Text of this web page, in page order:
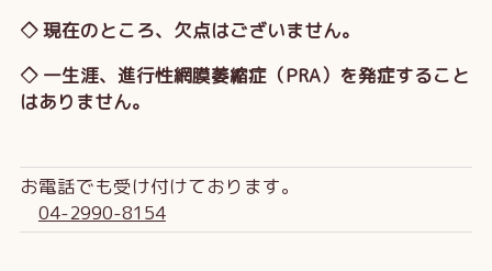
◇ 現在のところ、欠点はございません。
◇ 一生涯、進行性網膜萎縮症（PRA）を発症すること
はありません。
お電話でも受け付けております。
04-2990-8154